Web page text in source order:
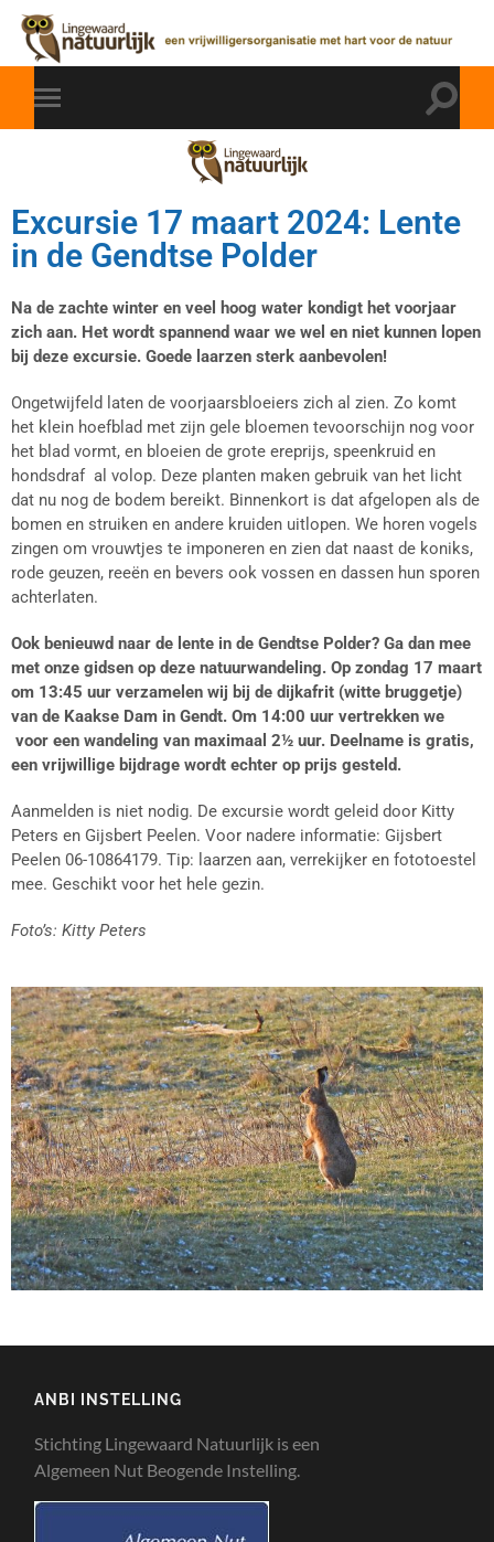
Excursie 17 maart 2024: Lente
in de Gendtse Polder
Na de zachte winter en veel hoog water kondigt het voorjaar
zich aan. Het wordt spannend waar we wel en niet kunnen lopen
bij deze excursie. Goede laarzen sterk aanbevolen!
Ongetwijfeld laten de voorjaarsbloeiers zich al zien. Zo komt
het klein hoefblad met zijn gele bloemen tevoorschijn nog voor
het blad vormt, en bloeien de grote ereprijs, speenkruid en
hondsdraf al volop. Deze planten maken gebruik van het licht
dat nu nog de bodem bereikt. Binnenkort is dat afgelopen als de
bomen en struiken en andere kruiden uitlopen. We horen vogels
zingen om vrouwtjes te imponeren en zien dat naast de koniks,
rode geuzen, reeën en bevers ook vossen en dassen hun sporen
achterlaten.
Ook benieuwd naar de lente in de Gendtse Polder? Ga dan mee
met onze gidsen op deze natuurwandeling. Op zondag 17 maart
om 13:45 uur verzamelen wij bij de dijkafrit (witte bruggetje)
van de Kaakse Dam in Gendt. Om 14:00 uur vertrekken we
voor een wandeling van maximaal 2½ uur. Deelname is gratis,
een vrijwillige bijdrage wordt echter op prijs gesteld.
Aanmelden is niet nodig. De excursie wordt geleid door Kitty
Peters en Gijsbert Peelen. Voor nadere informatie: Gijsbert
Peelen 06-10864179. Tip: laarzen aan, verrekijker en fototoestel
mee. Geschikt voor het hele gezin.
Foto’s: Kitty Peters
ANBI INSTELLING
Stichting Lingewaard Natuurlijk is een
Algemeen Nut Beogende Instelling.